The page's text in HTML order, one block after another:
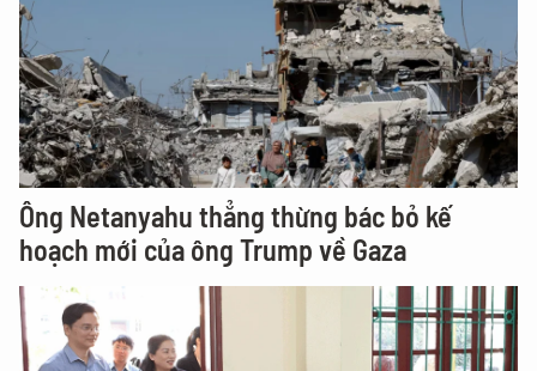
Ông Netanyahu thẳng thừng bác bỏ kế
hoạch mới của ông Trump về Gaza